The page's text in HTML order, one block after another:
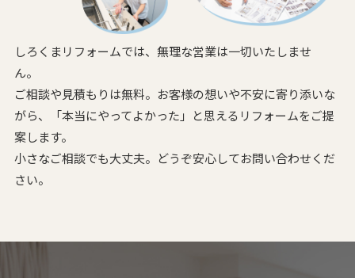
しろくまリフォームでは、無理な営業は一切いたしませ
ん。
ご相談や見積もりは無料。お客様の想いや不安に寄り添いな
がら、
「本当にやってよかった」と思えるリフォームをご提
案します。
小さなご相談でも大丈夫。どうぞ安心してお問い合わせくだ
さい。